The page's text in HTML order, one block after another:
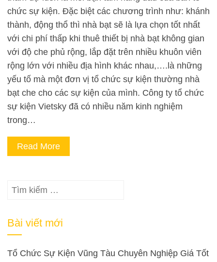
chức sự kiện. Đặc biệt các chương trình như: khánh
thành, động thổ thì nhà bạt sẽ là lựa chọn tốt nhất
với chi phí thấp khi thuê thiết bị nhà bạt không gian
với độ che phủ rộng, lắp đặt trên nhiều khuôn viên
rộng lớn với nhiều địa hình khác nhau,….là những
yếu tố mà một đơn vị tổ chức sự kiện thường nhà
bạt che cho các sự kiện của mình. Công ty tổ chức
sự kiện Vietsky đã có nhiều năm kinh nghiệm
trong…
Read More
Tìm
Bài viết mới
Tổ Chức Sự Kiện Vũng Tàu Chuyên Nghiệp Giá Tốt